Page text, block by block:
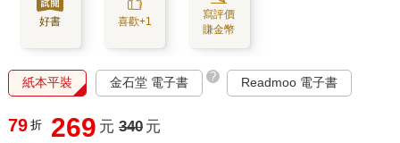
好書 喜歡+1
寫評價
賺金幣
紙本平裝 金石堂 電子書 ? Readmoo 電子書
79 折 269 元 340 元